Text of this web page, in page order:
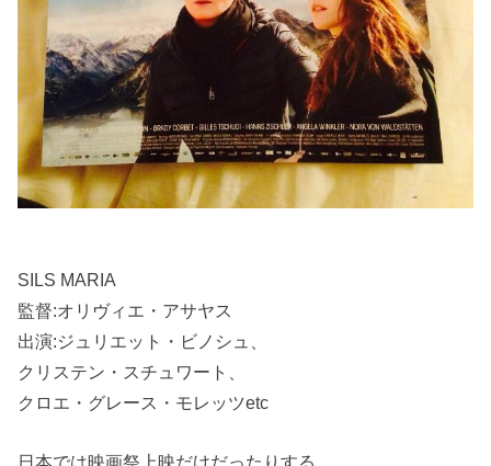
SILS MARIA
監督:オリヴィエ・アサヤス
出演:ジュリエット・ビノシュ、
クリステン・スチュワート、
クロエ・グレース・モレッツetc
日本では映画祭上映だけだったりする